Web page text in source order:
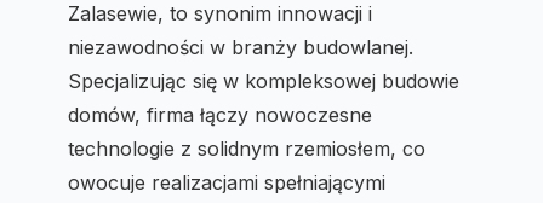
Zalasewie, to synonim innowacji i
niezawodności w branży budowlanej.
Specjalizując się w kompleksowej budowie
domów, firma łączy nowoczesne
technologie z solidnym rzemiosłem, co
owocuje realizacjami spełniającymi